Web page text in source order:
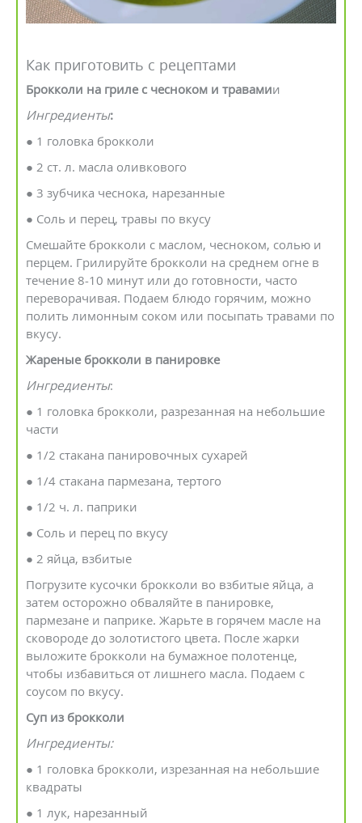
Как приготовить с рецептами
Брокколи на гриле с чесноком и травамии
Ингредиенты:
● 1 головка брокколи
● 2 ст. л. масла оливкового
● 3 зубчика чеснока, нарезанные
● Соль и перец, травы по вкусу
Смешайте брокколи с маслом, чесноком, солью и
перцем. Грилируйте брокколи на среднем огне в
течение 8-10 минут или до готовности, часто
переворачивая. Подаем блюдо горячим, можно
полить лимонным соком или посыпать травами по
вкусу.
Жареные брокколи в панировке
Ингредиенты:
● 1 головка брокколи, разрезанная на небольшие
части
● 1/2 стакана панировочных сухарей
● 1/4 стакана пармезана, тертого
● 1/2 ч. л. паприки
● Соль и перец по вкусу
● 2 яйца, взбитые
Погрузите кусочки брокколи во взбитые яйца, а
затем осторожно обваляйте в панировке,
пармезане и паприке. Жарьте в горячем масле на
сковороде до золотистого цвета. После жарки
выложите брокколи на бумажное полотенце,
чтобы избавиться от лишнего масла. Подаем с
соусом по вкусу.
Суп из брокколи
Ингредиенты:
● 1 головка брокколи, изрезанная на небольшие
квадраты
● 1 лук, нарезанный